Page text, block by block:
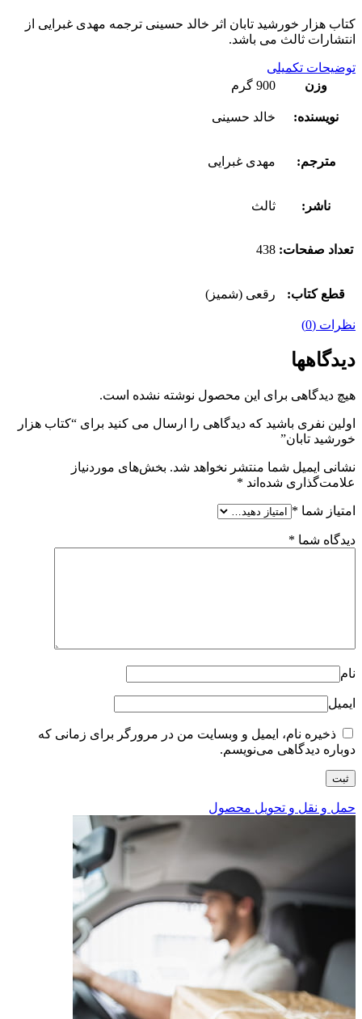
کتاب هزار خورشید تابان اثر خالد حسینی ترجمه مهدی غبرایی از
انتشارات ثالث می باشد.
توضیحات تکمیلی
وزن
900 گرم
نویسنده: خالد حسینی
مترجم: مهدی غبرایی
ناشر: ثالث
تعداد صفحات: 438
قطع کتاب: رقعی (شمیز)
نظرات (0)
دیدگاهها
هیچ دیدگاهی برای این محصول نوشته نشده است.
اولین نفری باشید که دیدگاهی را ارسال می کنید برای “کتاب هزار
خورشید تابان”
نشانی ایمیل شما منتشر نخواهد شد. بخش‌های موردنیاز
علامت‌گذاری شده‌اند *
امتیاز شما *
دیدگاه شما *
نام
ایمیل
ذخیره نام، ایمیل و وبسایت من در مرورگر برای زمانی که
دوباره دیدگاهی می‌نویسم.
حمل و نقل و تحویل محصول